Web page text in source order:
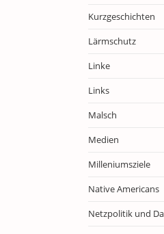
Kurzgeschichten
Lärmschutz
Linke
Links
Malsch
Medien
Milleniumsziele
Native Americans
Netzpolitik und